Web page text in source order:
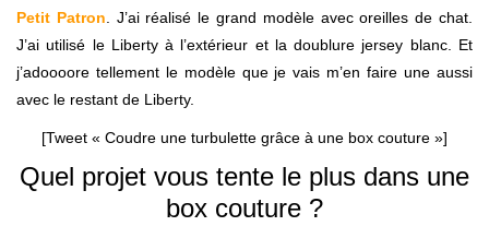
Petit Patron . J’ai réalisé le grand modèle avec oreilles de chat.
J’ai utilisé le Liberty à l’extérieur et la doublure jersey blanc. Et
j’adoooore tellement le modèle que je vais m’en faire une aussi
avec le restant de Liberty.
[Tweet « Coudre une turbulette grâce à une box couture »]
Quel projet vous tente le plus dans une
box couture ?